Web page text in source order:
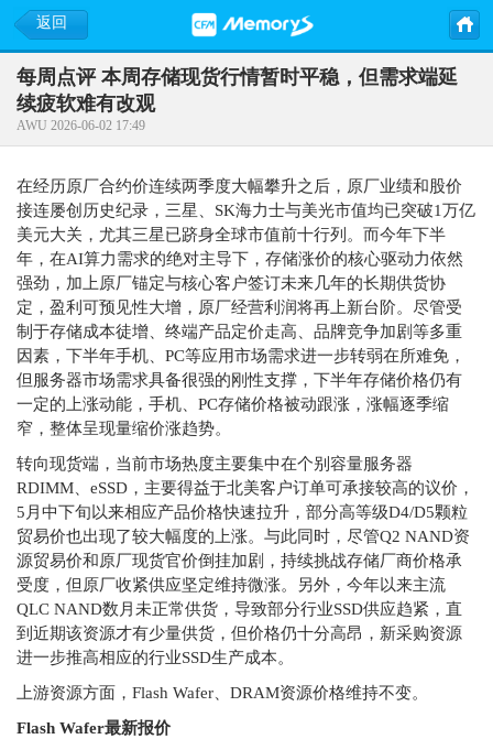
返回
每周点评 本周存储现货行情暂时平稳，但需求端延
续疲软难有改观
AWU 2026-06-02 17:49
在经历原厂合约价连续两季度大幅攀升之后，原厂业绩和股价
接连屡创历史纪录，三星、SK海力士与美光市值均已突破1万亿
美元大关，尤其三星已跻身全球市值前十行列。而今年下半
年，在AI算力需求的绝对主导下，存储涨价的核心驱动力依然
强劲，加上原厂锚定与核心客户签订未来几年的长期供货协
定，盈利可预见性大增，原厂经营利润将再上新台阶。尽管受
制于存储成本徒增、终端产品定价走高、品牌竞争加剧等多重
因素，下半年手机、PC等应用市场需求进一步转弱在所难免，
但服务器市场需求具备很强的刚性支撑，下半年存储价格仍有
一定的上涨动能，手机、PC存储价格被动跟涨，涨幅逐季缩
窄，整体呈现量缩价涨趋势。
转向现货端，当前市场热度主要集中在个别容量服务器
RDIMM、eSSD，主要得益于北美客户订单可承接较高的议价，
5月中下旬以来相应产品价格快速拉升，部分高等级D4/D5颗粒
贸易价也出现了较大幅度的上涨。与此同时，尽管Q2 NAND资
源贸易价和原厂现货官价倒挂加剧，持续挑战存储厂商价格承
受度，但原厂收紧供应坚定维持微涨。另外，今年以来主流
QLC NAND数月未正常供货，导致部分行业SSD供应趋紧，直
到近期该资源才有少量供货，但价格仍十分高昂，新采购资源
进一步推高相应的行业SSD生产成本。
上游资源方面，Flash Wafer、DRAM资源价格维持不变。
Flash Wafer最新报价